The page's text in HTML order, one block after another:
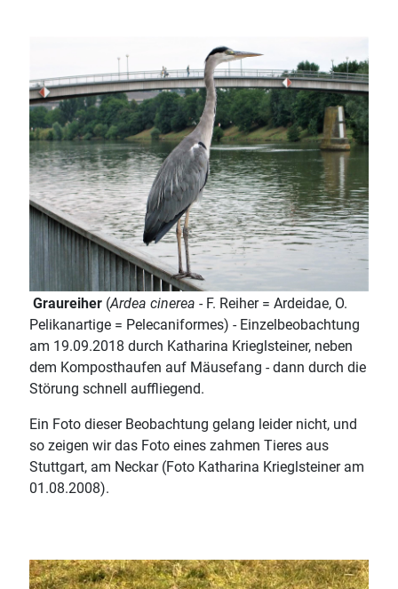
Graureiher (Ardea cinerea - F. Reiher = Ardeidae, O.
Pelikanartige = Pelecaniformes) - Einzelbeobachtung
am 19.09.2018 durch Katharina Krieglsteiner, neben
dem Komposthaufen auf Mäusefang - dann durch die
Störung schnell auffliegend.
Ein Foto dieser Beobachtung gelang leider nicht, und
so zeigen wir das Foto eines zahmen Tieres aus
Stuttgart, am Neckar (Foto Katharina Krieglsteiner am
01.08.2008).